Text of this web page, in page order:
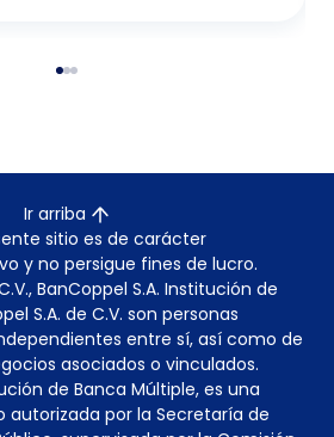
Ir arriba
sitio es de carácter
y no persigue fines de lucro.
BanCoppel S.A. Institución de
S.A. de C.V. son personas
entre sí, así como de
asociados o vinculados.
de Banca Múltiple, es una
por la Secretaría de